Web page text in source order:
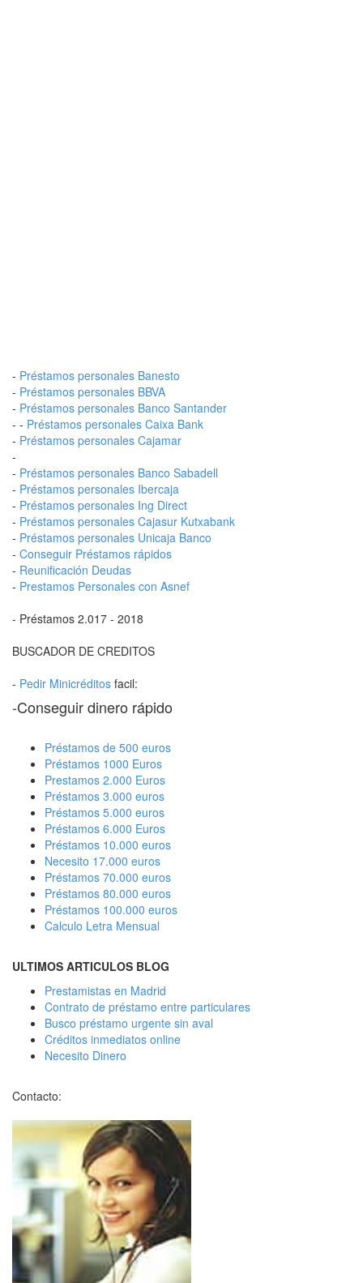
- Préstamos personales Banesto
- Préstamos personales BBVA
- Préstamos personales Banco Santander
- - Préstamos personales Caixa Bank
- Préstamos personales Cajamar
-
- Préstamos personales Banco Sabadell
- Préstamos personales Ibercaja
- Préstamos personales Ing Direct
- Préstamos personales Cajasur Kutxabank
- Préstamos personales Unicaja Banco
- Conseguir Préstamos rápidos
- Reunificación Deudas
- Prestamos Personales con Asnef
- Préstamos 2.017 - 2018
BUSCADOR DE CREDITOS
- Pedir Minicréditos facil:
-Conseguir dinero rápido
Préstamos de 500 euros
Préstamos 1000 Euros
Prestamos 2.000 Euros
Préstamos 3.000 euros
Préstamos 5.000 euros
Préstamos 6.000 Euros
Préstamos 10.000 euros
Necesito 17.000 euros
Préstamos 70.000 euros
Préstamos 80.000 euros
Préstamos 100.000 euros
Calculo Letra Mensual
ULTIMOS ARTICULOS BLOG
Prestamistas en Madrid
Contrato de préstamo entre particulares
Busco préstamo urgente sin aval
Créditos inmediatos online
Necesito Dinero
Contacto: